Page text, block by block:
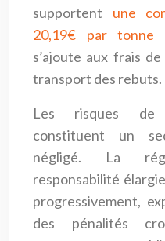
supportent une
20,19€ par tonne
s’ajoute aux frais
transport des rebuts.
Les risques de
constituent un
négligé. La
responsabilité
progressivement,
des pénalités